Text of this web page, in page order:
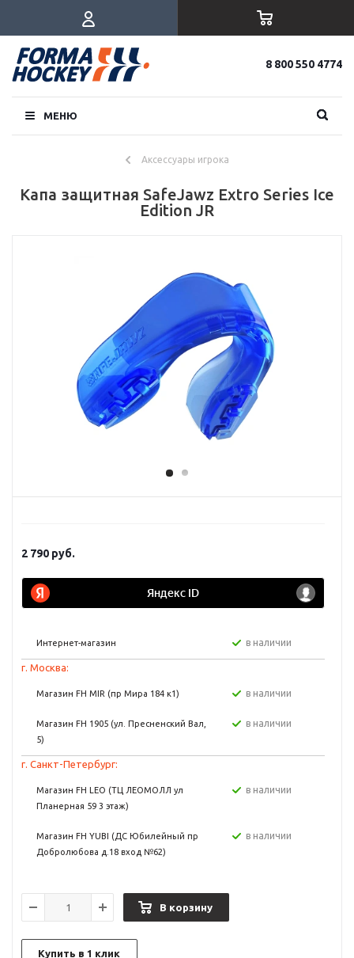
8 800 550 4774
МЕНЮ
Аксессуары игрока
Капа защитная SafeJawz Extro Series Ice
Edition JR
2 790 руб.
Интернет-магазин в наличии
г. Москва:
Магазин FH MIR (пр Мира 184 к1) в наличии
Магазин FH 1905 (ул. Пресненский Вал,
5)
в наличии
г. Санкт-Петербург:
Магазин FH LEO (ТЦ ЛЕОМОЛЛ ул
Планерная 59 3 этаж)
в наличии
Магазин FH YUBI (ДС Юбилейный пр
Добролюбова д.18 вход №62)
в наличии
В корзину
Купить в 1 клик